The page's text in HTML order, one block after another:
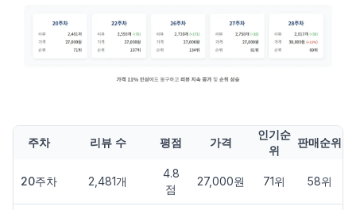
주차 리뷰 수 평점 가격
인기순
위
판매순위
20주차 2,481개
4.8
점
27,000원 71위 58위